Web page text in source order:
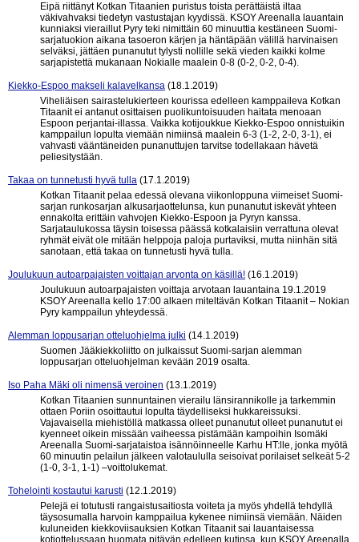
Eipä riittänyt Kotkan Titaanien puristus toista perättäistä iltaa
väkivahvaksi tiedetyn vastustajan kyydissä. KSOY Areenalla lauantain
kunniaksi vieraillut Pyry teki nimittäin 60 minuuttia kestäneen Suomi-
sarjatuokion aikana tasoeron kärjen ja häntäpään välillä harvinaisen
selväksi, jättäen punanutut tylysti nollille sekä vieden kaikki kolme
sarjapistettä mukanaan Nokialle maalein 0-8 (0-2, 0-2, 0-4).
Kiekko-Espoo makseli kalavelkansa (18.1.2019)
Viheliäisen sairastelukierteen kourissa edelleen kamppaileva Kotkan
Titaanit ei antanut osittaisen puolikuntoisuuden haitata menoaan
Espoon perjantai-illassa. Vaikka kotijoukkue Kiekko-Espoo onnistuikin
kamppailun lopulta viemään nimiinsä maalein 6-3 (1-2, 2-0, 3-1), ei
vahvasti vääntäneiden punanuttujen tarvitse todellakaan hävetä
peliesitystään.
Takaa on tunnetusti hyvä tulla (17.1.2019)
Kotkan Titaanit pelaa edessä olevana viikonloppuna viimeiset Suomi-
sarjan runkosarjan alkusarjaottelunsa, kun punanutut iskevät yhteen
ennakolta erittäin vahvojen Kiekko-Espoon ja Pyryn kanssa.
Sarjataulukossa täysin toisessa päässä kotkalaisiin verrattuna olevat
ryhmät eivät ole mitään helppoja paloja purtaviksi, mutta niinhän sitä
sanotaan, että takaa on tunnetusti hyvä tulla.
Joulukuun autoarpajaisten voittajan arvonta on käsillä! (16.1.2019)
Joulukuun autoarpajaisten voittaja arvotaan lauantaina 19.1.2019
KSOY Areenalla kello 17:00 alkaen miteltävän Kotkan Titaanit – Nokian
Pyry kamppailun yhteydessä.
Alemman loppusarjan otteluohjelma julki (14.1.2019)
Suomen Jääkiekkoliitto on julkaissut Suomi-sarjan alemman
loppusarjan otteluohjelman kevään 2019 osalta.
Iso Paha Mäki oli nimensä veroinen (13.1.2019)
Kotkan Titaanien sunnuntainen vierailu länsirannikolle ja tarkemmin
ottaen Poriin osoittautui lopulta täydelliseksi hukkareissuksi.
Vajavaisella miehistöllä matkassa olleet punanutut olleet punanutut ei
kyenneet oikein missään vaiheessa pistämään kampoihin Isomäki
Areenalla Suomi-sarjataistoa isännöinneelle Karhu HT:lle, jonka myötä
60 minuutin pelailun jälkeen valotaululla seisoivat porilaiset selkeät 5-2
(1-0, 3-1, 1-1) –voittolukemat.
Tohelointi kostautui karusti (12.1.2019)
Pelejä ei totutusti rangaistusaitiosta voiteta ja myös yhdellä tehdyllä
täysosumalla harvoin kamppailua kykenee nimiinsä viemään. Näiden
kuluneiden kiekkoviisauksien Kotkan Titaanit sai lauantaisessa
kotiottelussaan huomata pitävän edelleen kutinsa, kun KSOY Areenalla